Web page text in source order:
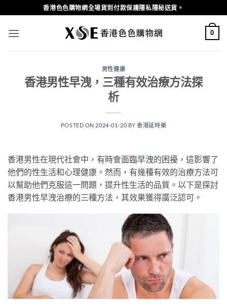
to
content
香港色色購物網全場貨到付款保護隱私隱秘送貨。
0
男性健康
香港男性早洩，三種有效治療方法探
析
POSTED ON 2024-01-20 BY香港延時藥
香港男性在現代社會中，有時會面臨早洩的困擾，這影響了
他們的性生活和心理健康。然而，有幾種有效的治療方法可
以幫助他們克服這一問題，提升性生活的品質。以下是探討
香港男性早洩治療的三種方法，其效果獲得廣泛認可。